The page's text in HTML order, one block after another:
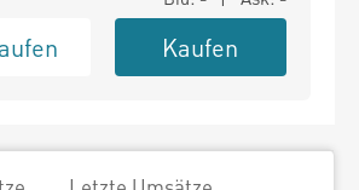
Kaufen